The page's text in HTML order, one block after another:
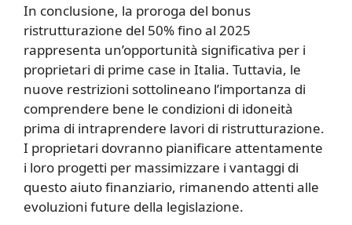
In conclusione, la proroga del bonus
ristrutturazione del 50% fino al 2025
rappresenta un’opportunità significativa per i
proprietari di prime case in Italia. Tuttavia, le
nuove restrizioni sottolineano l’importanza di
comprendere bene le condizioni di idoneità
prima di intraprendere lavori di ristrutturazione.
I proprietari dovranno pianificare attentamente
i loro progetti per massimizzare i vantaggi di
questo aiuto finanziario, rimanendo attenti alle
evoluzioni future della legislazione.